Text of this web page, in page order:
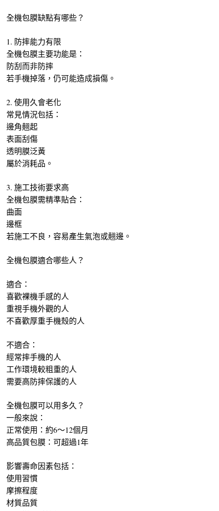
全機包膜缺點有哪些？
1. 防摔能力有限
全機包膜主要功能是：
防刮而非防摔
若手機掉落，仍可能造成損傷。
2. 使用久會老化
常見情況包括：
邊角翹起
表面刮傷
透明膜泛黃
屬於消耗品。
3. 施工技術要求高
全機包膜需精準貼合：
曲面
邊框
若施工不良，容易產生氣泡或翹邊。
全機包膜適合哪些人？
適合：
喜歡裸機手感的人
重視手機外觀的人
不喜歡厚重手機殼的人
不適合：
經常摔手機的人
工作環境較粗重的人
需要高防摔保護的人
全機包膜可以用多久？
一般來說：
正常使用：約6～12個月
高品質包膜：可超過1年
影響壽命因素包括：
使用習慣
摩擦程度
材質品質